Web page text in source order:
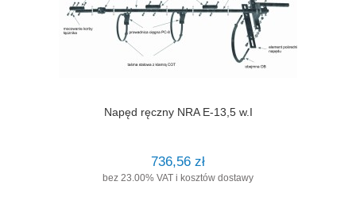
Napęd ręczny NRA E-13,5 w.I
736,56 zł
bez 23.00% VAT i kosztów dostawy